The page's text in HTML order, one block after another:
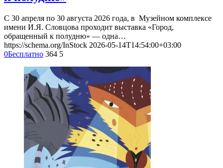
С 30 апреля по 30 августа 2026 года, в Музейном комплексе
имени И.Я. Словцова проходит выставка «Город,
обращенный к полудню» — одна…
https://schema.org/InStock 2026-05-14T14:54:00+03:00
0Бесплатно 364 5